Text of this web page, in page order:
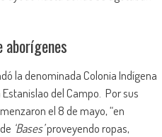
aborígenes
la denominada Colonia Indígena
del Campo. Por sus
el 8 de mayo, “en
‘Bases’proveyendo ropas,